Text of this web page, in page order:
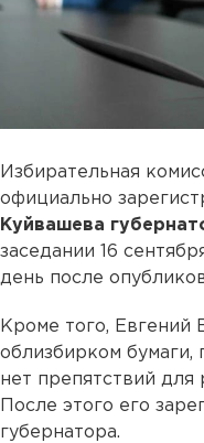
Избирательная
официально
Куйвашева
заседании 16
день после
Кроме того, Евгений
облизбирком
нет препятствий для
После этого его
губернатора.